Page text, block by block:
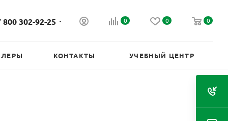
800 302-92-25 0 0 0
КОНТАКТЫ УЧЕБНЫЙ ЦЕНТР